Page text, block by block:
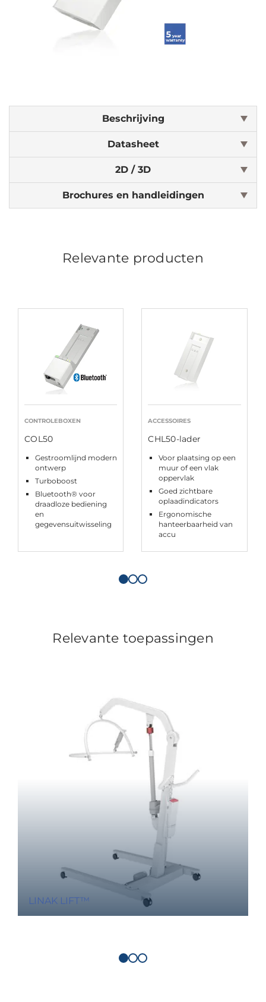
Beschrijving
Datasheet
2D / 3D
Brochures en handleidingen
Relevante producten
CONTROLEBOXEN
COL50
Gestroomlijnd modern
ontwerp
Turboboost
Bluetooth® voor
draadloze bediening
en
gegevensuitwisseling
ACCESSOIRES
CHL50-lader
Voor plaatsing op een
muur of een vlak
oppervlak
Goed zichtbare
oplaadindicators
Ergonomische
hanteerbaarheid van
accu
Relevante toepassingen
LINAK LIFT™